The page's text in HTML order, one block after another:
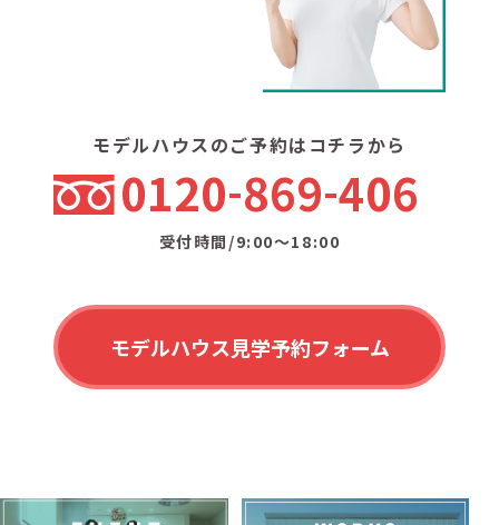
モデルハウスのご予約はコチラから
0120 869 406
受付時間/9:00〜18:00
モデルハウス見学予約フォーム